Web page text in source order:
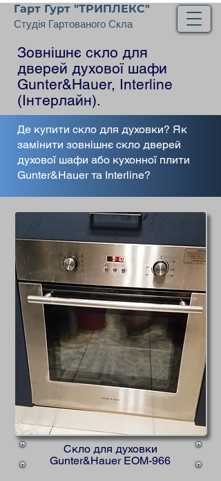
Гарт Гурт "ТРИПЛЕКС"
Студія Гартованого Скла
Зовнішнє скло для
дверей духової шафи
Gunter&Hauer, Interline
(Інтерлайн).
Де купити скло для духовки? Як
замінити зовнішнє скло дверей
духової шафи або кухонної плити
Gunter&Hauer та Interline?
Скло для духовки
Gunter&Hauer EOM-966